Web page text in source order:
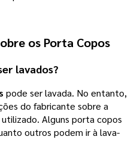
os Porta Copos
lavados?
pode ser lavada. No entanto,
do fabricante sobre a
Alguns porta copos
outros podem ir à lava-